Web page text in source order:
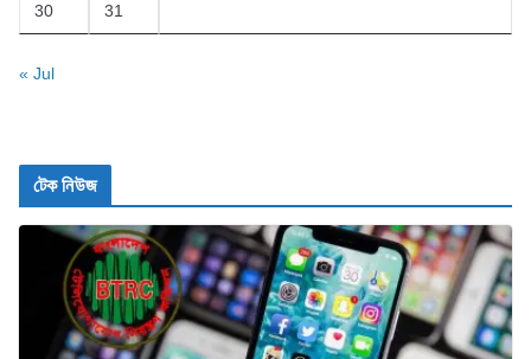
30 31
« Jul
টেক নিউজ